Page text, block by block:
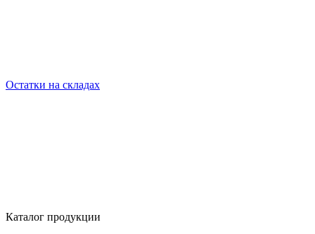
Остатки на складах
Каталог продукции